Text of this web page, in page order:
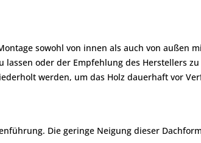
sowohl von innen als auch von außen
oder der Empfehlung des Herstellers
werden, um das Holz dauerhaft vor
Die geringe Neigung dieser